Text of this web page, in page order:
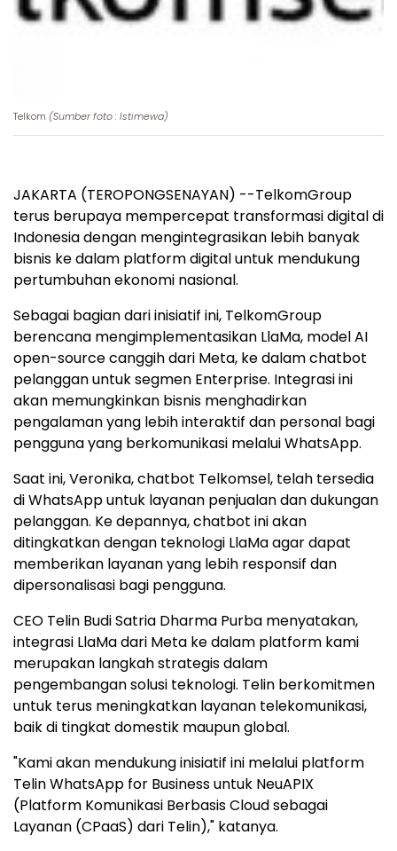
Telkom (Sumber foto : Istimewa)
JAKARTA (TEROPONGSENAYAN) --TelkomGroup
terus berupaya mempercepat transformasi digital di
Indonesia dengan mengintegrasikan lebih banyak
bisnis ke dalam platform digital untuk mendukung
pertumbuhan ekonomi nasional.
Sebagai bagian dari inisiatif ini, TelkomGroup
berencana mengimplementasikan LlaMa, model AI
open-source canggih dari Meta, ke dalam chatbot
pelanggan untuk segmen Enterprise. Integrasi ini
akan memungkinkan bisnis menghadirkan
pengalaman yang lebih interaktif dan personal bagi
pengguna yang berkomunikasi melalui WhatsApp.
Saat ini, Veronika, chatbot Telkomsel, telah tersedia
di WhatsApp untuk layanan penjualan dan dukungan
pelanggan. Ke depannya, chatbot ini akan
ditingkatkan dengan teknologi LlaMa agar dapat
memberikan layanan yang lebih responsif dan
dipersonalisasi bagi pengguna.
CEO Telin Budi Satria Dharma Purba menyatakan,
integrasi LlaMa dari Meta ke dalam platform kami
merupakan langkah strategis dalam
pengembangan solusi teknologi. Telin berkomitmen
untuk terus meningkatkan layanan telekomunikasi,
baik di tingkat domestik maupun global.
"Kami akan mendukung inisiatif ini melalui platform
Telin WhatsApp for Business untuk NeuAPIX
(Platform Komunikasi Berbasis Cloud sebagai
Layanan (CPaaS) dari Telin)," katanya.